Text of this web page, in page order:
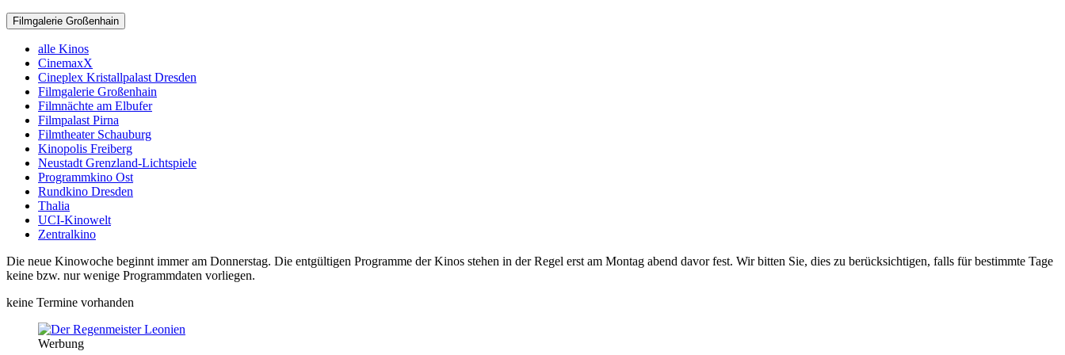
Filmgalerie Großenhain
alle Kinos
CinemaxX
Cineplex Kristallpalast Dresden
Filmgalerie Großenhain
Filmnächte am Elbufer
Filmpalast Pirna
Filmtheater Schauburg
Kinopolis Freiberg
Neustadt Grenzland-Lichtspiele
Programmkino Ost
Rundkino Dresden
Thalia
UCI-Kinowelt
Zentralkino
Die neue Kinowoche beginnt immer am Donnerstag. Die entgültigen Programme der Kinos stehen in der Regel erst am Montag abend davor fest. Wir bitten Sie, dies zu berücksichtigen, falls für bestimmte Tage
keine bzw. nur wenige Programmdaten vorliegen.
keine Termine vorhanden
Werbung